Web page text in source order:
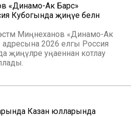
«Динамо-Ак Барс»
Кубогында җиңүе белән
Миңнеханов «Динамо-Ак
2026 елгы Россия
җиңүләре уңаеннан котлау
Казан юлларында